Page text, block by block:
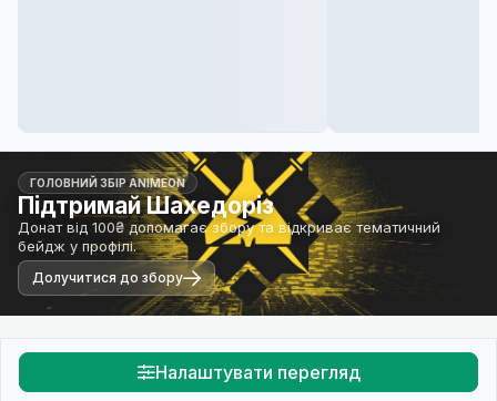
ГОЛОВНИЙ ЗБІР ANIMEON
Підтримай Шахедоріз
Донат від 100₴ допомагає збору та відкриває тематичний
бейдж у профілі.
Долучитися до збору
Налаштувати перегляд